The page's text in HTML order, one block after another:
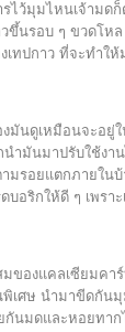
มุมไหนเจ้ามดก็ต
ขึ้นรอบ ๆ ขวดโห
เทปกาว ที่จะทำใ
ดูเหมือนจะอยู่ใ
นำมันมาปรับใช้งา
มรอยแตกภายใน
บอริกให้ดี ๆ เพรา
แคลเซียมคาร์บ
พิเศษ นำมาขีดกัน
กันมดและหอยทาก